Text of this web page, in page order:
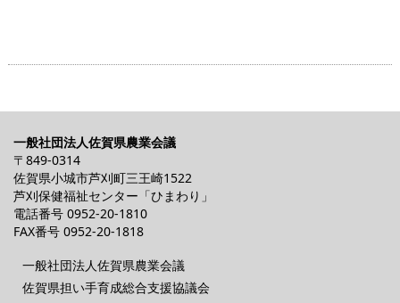
一般社団法人佐賀県農業会議
〒849-0314
佐賀県小城市芦刈町三王崎1522
芦刈保健福祉センター「ひまわり」
電話番号 0952-20-1810
FAX番号 0952-20-1818
一般社団法人佐賀県農業会議
佐賀県担い手育成総合支援協議会